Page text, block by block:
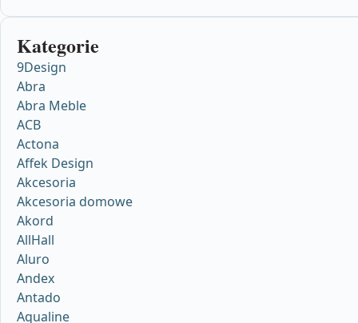
Kategorie
9Design
Abra
Abra Meble
ACB
Actona
Affek Design
Akcesoria
Akcesoria domowe
Akord
AllHall
Aluro
Andex
Antado
Aqualine